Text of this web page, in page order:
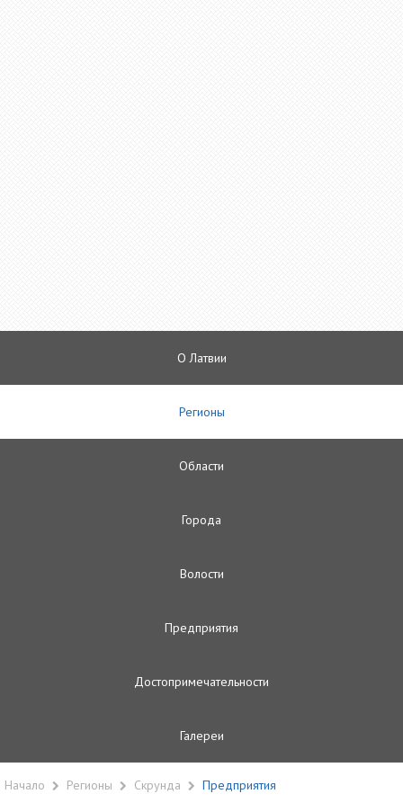
О Латвии
Регионы
Oбласти
Городa
Волости
Предприятия
Достопримечательности
Галереи
Начало Регионы Скрунда Предприятия